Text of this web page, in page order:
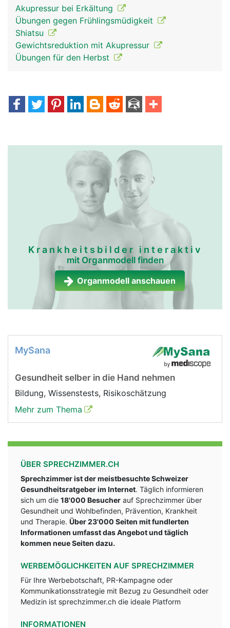
Akupressur bei Erkältung
Übungen gegen Frühlingsmüdigkeit
Shiatsu
Gewichtsreduktion mit Akupressur
Übungen für den Herbst
Krankheitsbilder interaktiv
mit Organmodell finden
Organmodell anschauen
MySana
Gesundheit selber in die Hand nehmen
Bildung, Wissenstests, Risikoschätzung
Mehr zum Thema
ÜBER SPRECHZIMMER.CH
Sprechzimmer ist der meistbesuchte Schweizer
Gesundheitsratgeber im Internet. Täglich informieren
sich um die 18'000 Besucher auf Sprechzimmer über
Gesundheit und Wohlbefinden, Prävention, Krankheit
und Therapie. Über 23'000 Seiten mit fundlerten
Informationen umfasst das Angebot und täglich
kommen neue Seiten dazu.
WERBEMÖGLICHKEITEN AUF SPRECHZIMMER
Für Ihre Werbebotschaft, PR-Kampagne oder
Kommunikationsstrategie mit Bezug zu Gesundheit oder
Medizin ist sprechzimmer.ch die ideale Platform
INFORMATIONEN